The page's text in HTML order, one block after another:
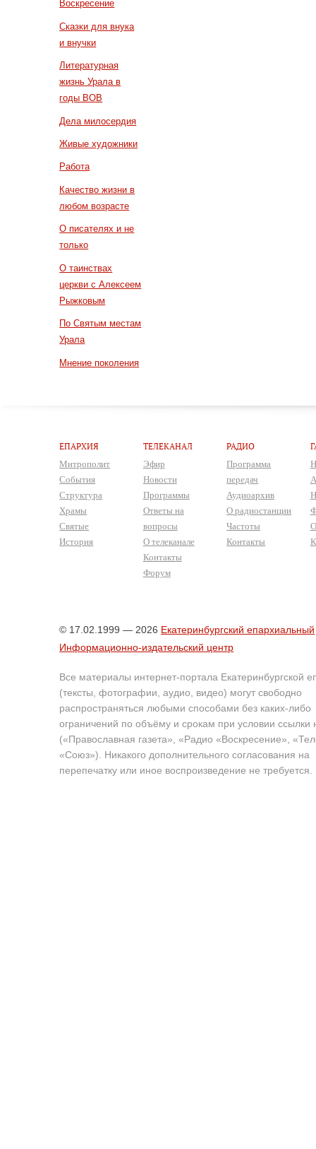
Воскресение
Сказки для внука
и внучки
Литературная
жизнь Урала в
годы ВОВ
Дела милосердия
Живые художники
Работа
Качество жизни в
любом возрасте
О писателях и не
только
О таинствах
церкви с Алексеем
Рыжковым
По Святым местам
Урала
Мнение поколения
ЕПАРХИЯ
Митрополит
События
Структура
Храмы
Святые
История
ТЕЛЕКАНАЛ
Эфир
Новости
Программы
Ответы на
вопросы
О телеканале
Контакты
Форум
РАДИО
Программа
передач
Аудиоархив
О радиостанции
Частоты
Контакты
© 17.02.1999 — 2026 Екатеринбургский епархиальный
Информационно-издательский центр
Все материалы интернет-портала Екатеринбургской
(тексты, фотографии, аудио, видео) могут свободно
распространяться любыми способами без каких-либо
ограничений по объёму и срокам при условии ссылки
(«Православная газета», «Радио «Воскресение»,
«Союз»). Никакого дополнительного согласования на
перепечатку или иное воспроизведение не требуется.